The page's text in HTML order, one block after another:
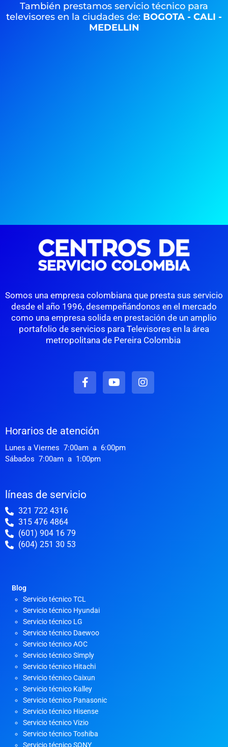
También prestamos servicio técnico para
televisores en la ciudades de: BOGOTA - CALI -
MEDELLIN
Somos una empresa colombiana que presta sus servicio
desde el año 1996, desempeñándonos en el mercado
como una empresa solida en prestación de un amplio
portafolio de servicios para Televisores en la área
metropolitana de Pereira Colombia
F
a
c
o
o
k
-
Y
o
u
I
n
s
Horarios de atención
Lunes a Viernes 7:00am a 6:00pm
Sábados 7:00am a 1:00pm
líneas de servicio
321 722 4316
315 476 4864
(601) 904 16 79
(604) 251 30 53
Blog
Servicio técnico TCL
Servicio técnico Hyundai
Servicio técnico LG
Servicio técnico Daewoo
Servicio técnico AOC
Servicio técnico Simply
Servicio técnico Hitachi
Servicio técnico Caixun
Servicio técnico Kalley
Servicio técnico Panasonic
Servicio técnico Hisense
Servicio técnico Vizio
Servicio técnico Toshiba
Servicio técnico SONY